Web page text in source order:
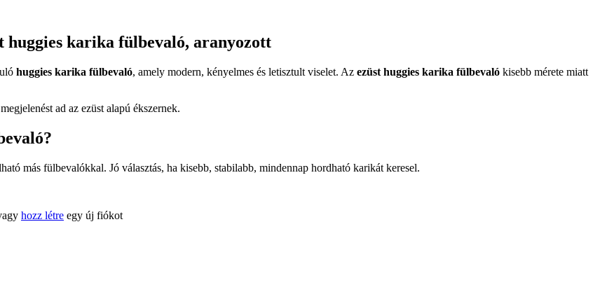
huggies karika fülbevaló, aranyozott
huggies karika fülbevaló, amely modern, kényelmes és letisztult viselet. Az ezüst huggies karika fülbevaló kisebb mérete miatt
ad az ezüst alapú ékszernek.
más fülbevalókkal. Jó választás, ha kisebb, stabilabb, mindennap hordható karikát keresel.
hozz létre egy új fiókot